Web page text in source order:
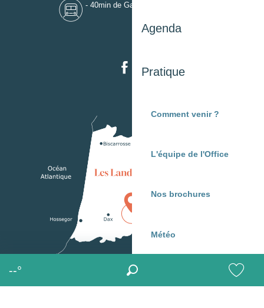
MENU
Agenda
Pratique
Comment venir ?
L'équipe de l'Office
Nos brochures
Météo
--°
Voir les
Recherche
- 40min de Gare de Mont-de-Marsan